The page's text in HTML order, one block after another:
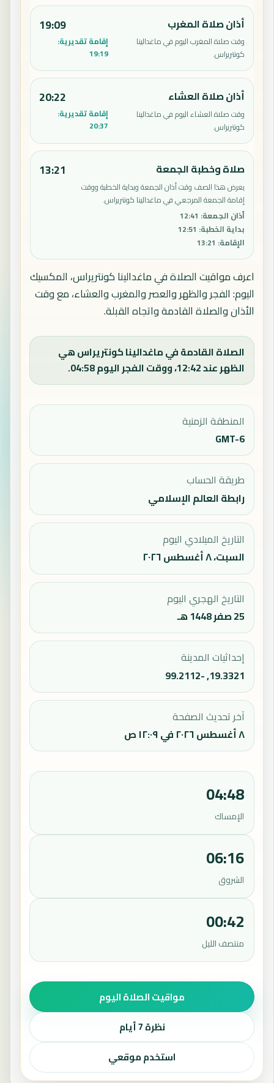
أذان صلاة المغرب
وقت صلاة المغرب اليوم في ماغدالينا
كونتريراس.
19:09
إقامة تقديرية:
19:19
أذان صلاة العشاء
وقت صلاة العشاء اليوم في ماغدالينا
كونتريراس.
20:22
إقامة تقديرية:
20:37
صلاة وخطبة الجمعة
يعرض هذا الصف وقت أذان الجمعة وبداية الخطبة ووقت
إقامة الجمعة المرجعي في ماغدالينا كونتريراس.
أذان الجمعة:
12:41
بداية الخطبة:
12:51
الإقامة:
13:21
13:21
اعرف مواقيت الصلاة في ماغدالينا كونتريراس، المكسيك
اليوم: الفجر والظهر والعصر والمغرب والعشاء، مع وقت
الأذان والصلاة القادمة واتجاه القبلة.
الصلاة القادمة في ماغدالينا كونتريراس هي
الظهر عند 12:42، ووقت الفجر اليوم 04:58.
المنطقة الزمنية
GMT-6
طريقة الحساب
رابطة العالم الإسلامي
التاريخ الميلادي اليوم
السبت، ٨ أغسطس ٢٠٢٦
التاريخ الهجري اليوم
25 صفر 1448 هـ
إحداثيات المدينة
19.3321, -99.2112
آخر تحديث الصفحة
٨ أغسطس ٢٠٢٦ في ١٢:٠٩ ص
04:48
الإمساك
06:16
الشروق
00:42
منتصف الليل
مواقيت الصلاة اليوم
نظرة 7 أيام
استخدم موقعي